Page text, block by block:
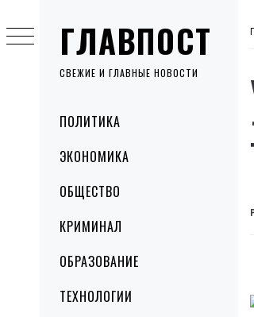
ГЛАВПОСТ
СВЕЖИЕ И ГЛАВНЫЕ НОВОСТИ
MenuПОЛИТИКА
ЭКОНОМИКА
ОБЩЕСТВО
КРИМИНАЛ
ОБРАЗОВАНИЕ
ТЕХНОЛОГИИ
to
content